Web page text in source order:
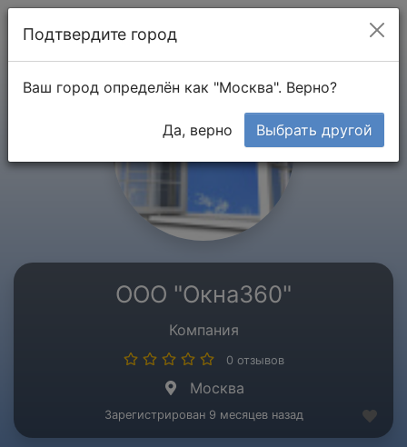
ООО "Окна360"
Компания
0 отзывов
Москва
Зарегистрирован 9 месяцев назад
Подтвердите город
Ваш город определён как "Москва". Верно?
Да, верно Выбрать другой